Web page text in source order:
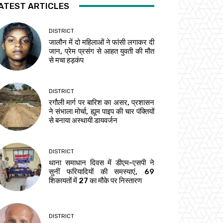
ARTICLES
DISTRICT
जालौन में दो महिलाओं ने फांसी लगाकर दी
जान, प्रेम प्रसंग से आहत युवती की मौत
से मचा हड़कंप
DISTRICT
रगौली मार्ग पर बारिश का असर, प्रशासन
ने संभाला मोर्चा, ह्यूम पाइप की चार पंक्तियों
से बनाया अस्थायी डायवर्जन
DISTRICT
थाना समाधान दिवस में डीएम-एसपी ने
सुनीं फरियादियों की समस्याएं, 69
शिकायतों में 27 का मौके पर निस्तारण
DISTRICT